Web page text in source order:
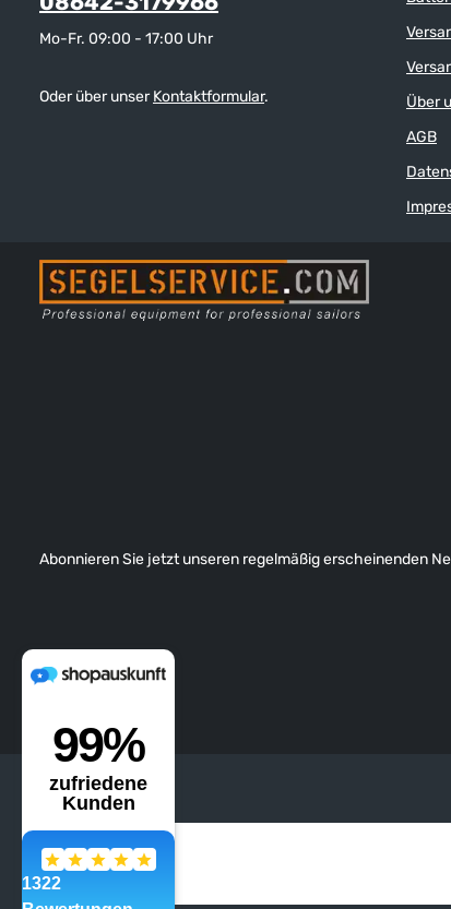
Mo-Fr. 09:00 - 17:00 Uhr
Oder über unserKontaktformular.
Über
AGB
Abonnieren Sie jetzt unseren regelmäßig erscheinenden